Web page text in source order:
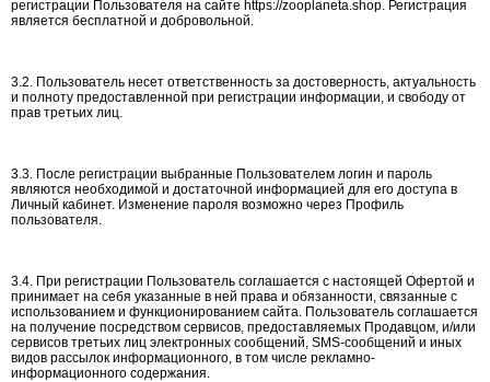
регистрации Пользователя на сайте https://zooplaneta.shop. Регистрация
является бесплатной и добровольной.
3.2. Пользователь несет ответственность за достоверность, актуальность
и полноту предоставленной при регистрации информации, и свободу от
прав третьих лиц.
3.3. После регистрации выбранные Пользователем логин и пароль
являются необходимой и достаточной информацией для его доступа в
Личный кабинет. Изменение пароля возможно через Профиль
пользователя.
3.4. При регистрации Пользователь соглашается с настоящей Офертой и
принимает на себя указанные в ней права и обязанности, связанные с
использованием и функционированием сайта. Пользователь соглашается
на получение посредством сервисов, предоставляемых Продавцом, и/или
сервисов третьих лиц электронных сообщений, SMS-сообщений и иных
видов рассылок информационного, в том числе рекламно-
информационного содержания.